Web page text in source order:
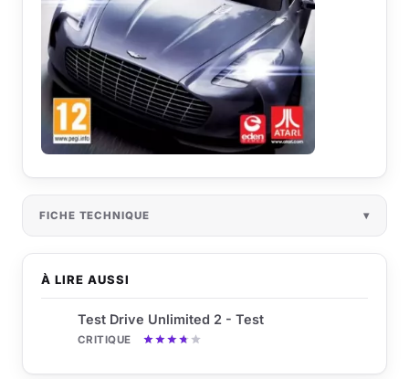
À LIRE AUSSI
Test Drive Unlimited 2 - Test
CRITIQUE
FICHE TECHNIQUE